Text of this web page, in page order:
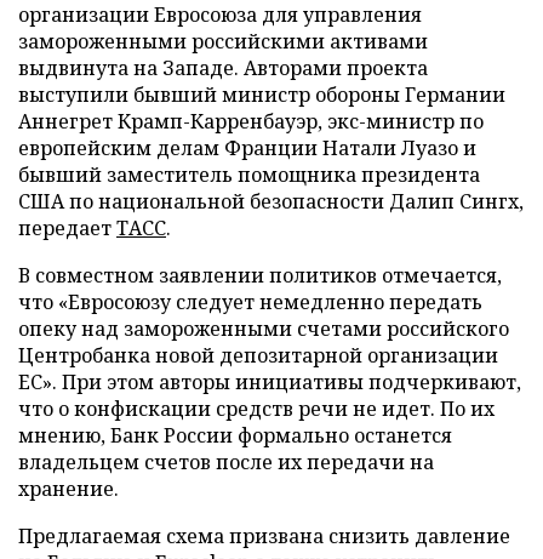
организации Евросоюза для управления
замороженными российскими активами
выдвинута на Западе. Авторами проекта
выступили бывший министр обороны Германии
Аннегрет Крамп-Карренбауэр, экс-министр по
европейским делам Франции Натали Луазо и
бывший заместитель помощника президента
США по национальной безопасности Далип Сингх,
передаетТАСС.
В совместном заявлении политиков отмечается,
что «Евросоюзу следует немедленно передать
опеку над замороженными счетами российского
Центробанка новой депозитарной организации
ЕС». При этом авторы инициативы подчеркивают,
что о конфискации средств речи не идет. По их
мнению, Банк России формально останется
владельцем счетов после их передачи на
хранение.
Предлагаемая схема призвана снизить давление